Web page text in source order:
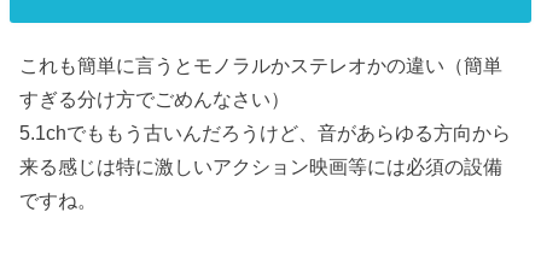
これも簡単に言うとモノラルかステレオかの違い（簡単
すぎる分け方でごめんなさい）
5.1chでももう古いんだろうけど、音があらゆる方向から
来る感じは特に激しいアクション映画等には必須の設備
ですね。